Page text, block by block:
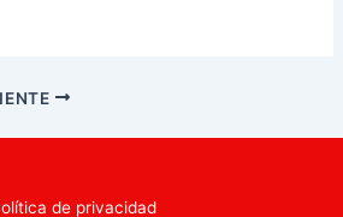
de privacidad